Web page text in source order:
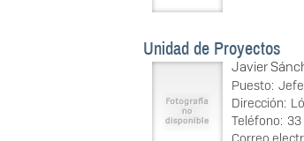
Unidad de Proyectos
Javier
Puesto:
Dirección:
Teléfono: